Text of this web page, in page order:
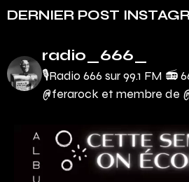
DERNIER POST
radio_666_
🎙Radio 666 sur 99.1 FM 📻
@ferarock et membre de